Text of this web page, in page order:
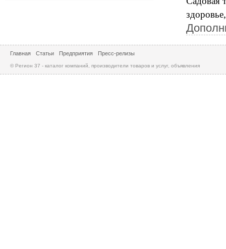
Главная Статьи Предприятия Пресс-релизы
© Регион 37 - каталог компаний, производители товаров и услуг, объявления